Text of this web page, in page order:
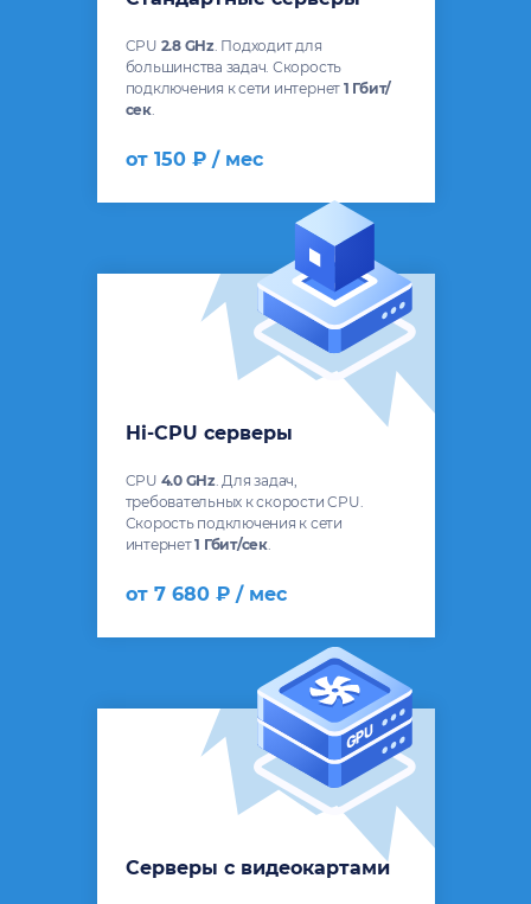
CPU 2.8 GHz . Подходит для
большинства задач. Скорость
подключения к сети интернет 1 Гбит/
сек.
от 150 ₽ / мес
Hi-CPU серверы
CPU 4.0 GHz . Для задач,
требовательных к скорости CPU.
Скорость подключения к сети
интернет1 Гбит/сек.
от 7 680 ₽ / мес
Серверы с видеокартами